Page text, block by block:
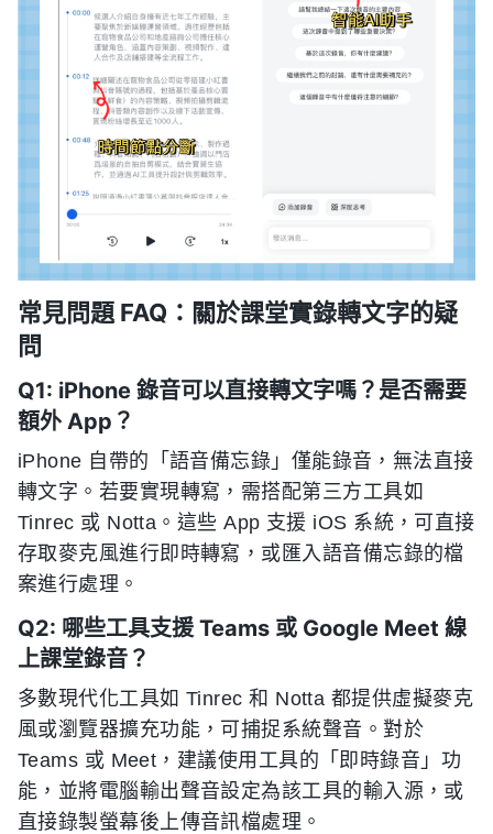
常見問題 FAQ：關於課堂實錄轉文字的疑
問
Q1: iPhone 錄音可以直接轉文字嗎？是否需要
額外 App？
iPhone 自帶的「語音備忘錄」僅能錄音，無法直接
轉文字。若要實現轉寫，需搭配第三方工具如
Tinrec 或 Notta。這些 App 支援 iOS 系統，可直接
存取麥克風進行即時轉寫，或匯入語音備忘錄的檔
案進行處理。
Q2: 哪些工具支援 Teams 或 Google Meet 線
上課堂錄音？
多數現代化工具如 Tinrec 和 Notta 都提供虛擬麥克
風或瀏覽器擴充功能，可捕捉系統聲音。對於
Teams 或 Meet，建議使用工具的「即時錄音」功
能，並將電腦輸出聲音設定為該工具的輸入源，或
直接錄製螢幕後上傳音訊檔處理。